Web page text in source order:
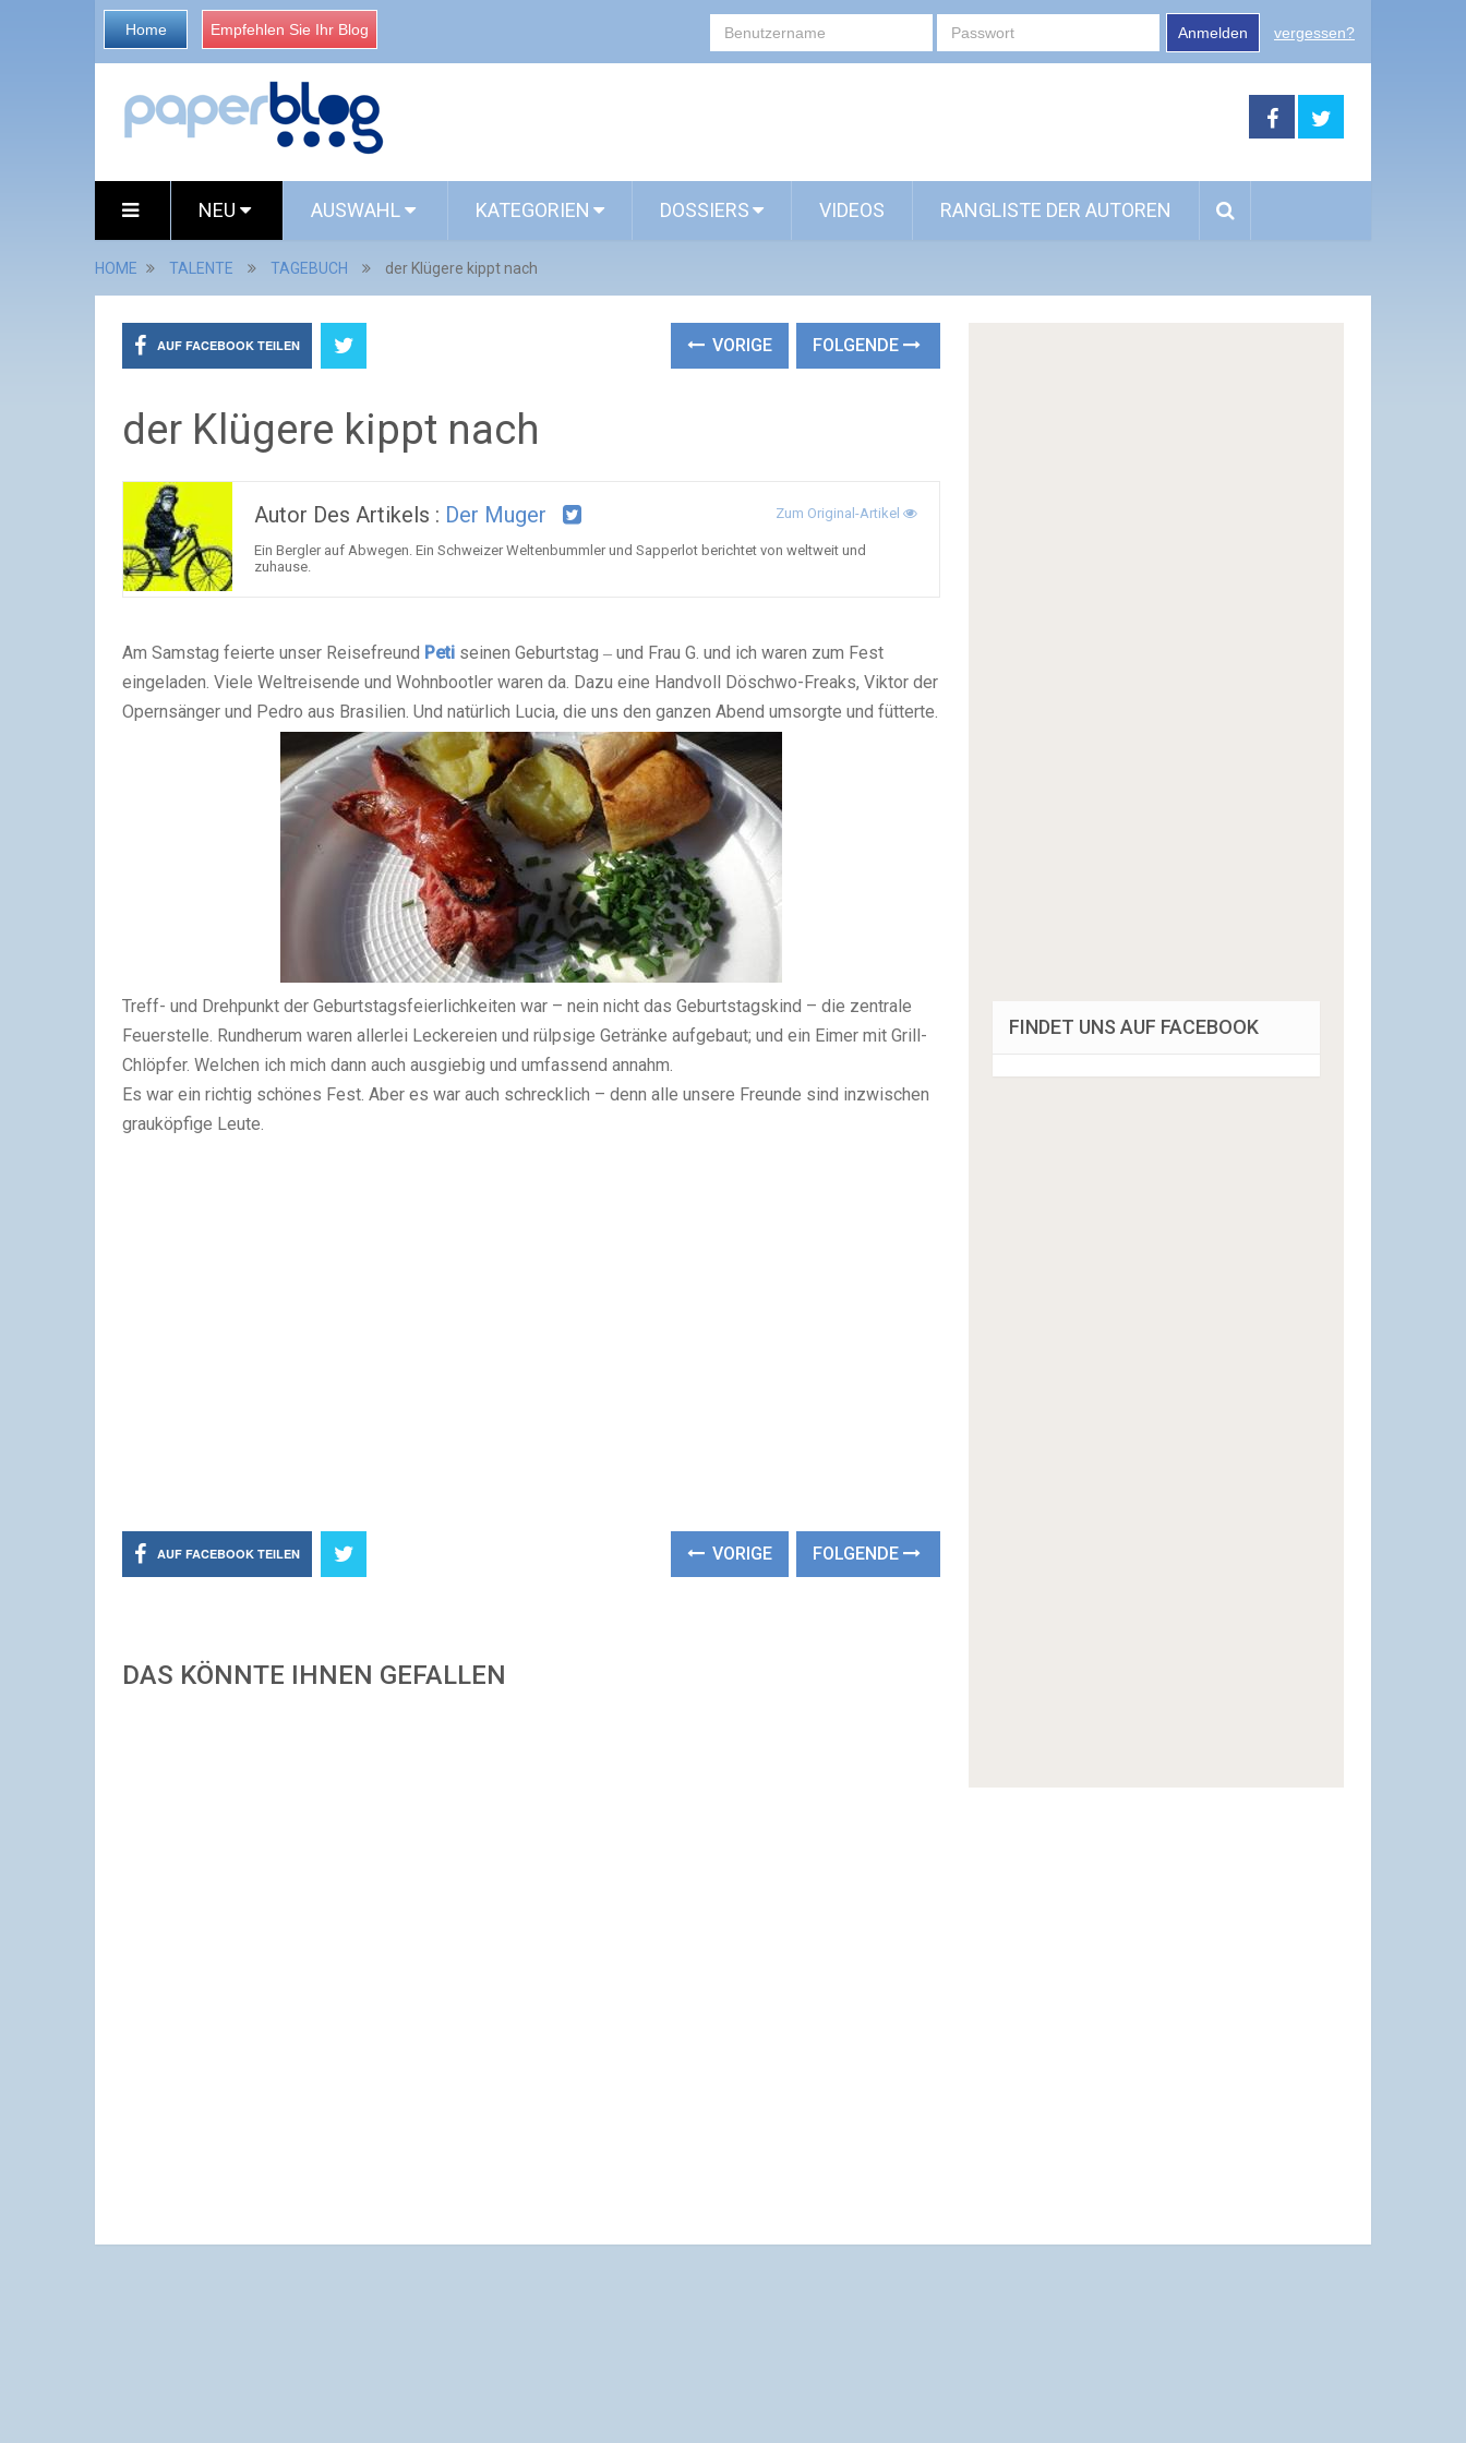
Home Empfehlen Sie Ihr Blog Anmelden vergessen?
NEU AUSWAHL KATEGORIEN DOSSIERS VIDEOS RANGLISTE DER AUTOREN
HOME TALENTE TAGEBUCH der Klügere kippt nach
AUF FACEBOOK TEILEN VORIGE FOLGENDE
der Klügere kippt nach
Autor Des Artikels : Der Muger Zum Original-Artikel
Ein Bergler auf Abwegen. Ein Schweizer Weltenbummler und Sapperlot berichtet von weltweit und
zuhause.
Am Samstag feierte unser Reisefreund Peti seinen Geburtstag ‒ und Frau G. und ich waren zum Fest
eingeladen. Viele Weltreisende und Wohnbootler waren da. Dazu eine Handvoll Döschwo-Freaks, Viktor der
Opernsänger und Pedro aus Brasilien. Und natürlich Lucia, die uns den ganzen Abend umsorgte und fütterte.
Treff- und Drehpunkt der Geburtstagsfeierlichkeiten war – nein nicht das Geburtstagskind – die zentrale
Feuerstelle. Rundherum waren allerlei Leckereien und rülpsige Getränke aufgebaut; und ein Eimer mit Grill-
Chlöpfer. Welchen ich mich dann auch ausgiebig und umfassend annahm.
Es war ein richtig schönes Fest. Aber es war auch schrecklich – denn alle unsere Freunde sind inzwischen
grauköpfige Leute.
AUF FACEBOOK TEILEN VORIGE FOLGENDE
DAS KÖNNTE IHNEN GEFALLEN
FINDET UNS AUF FACEBOOK